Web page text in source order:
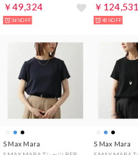
￥49,324
36%OFF
￥124,531
45%OFF
S Max Mara S Max Mara